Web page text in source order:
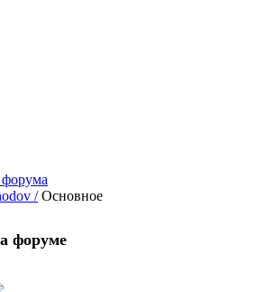
/ Основное